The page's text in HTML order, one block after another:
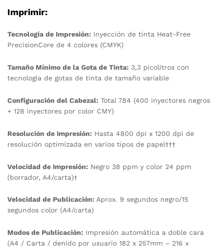
Imprimir:
Tecnología de Impresión: Inyección de tinta Heat-Free
PrecisionCore de 4 colores (CMYK)
Tamaño Mínimo de la Gota de Tinta: 3,3 picolitros con
tecnología de gotas de tinta de tamaño variable
Configuración del Cabezal: Total 784 (400 inyectores negros
+ 128 inyectores por color CMY)
Resolución de Impresión: Hasta 4800 dpi x 1200 dpi de
resolución optimizada en varios tipos de papel†††
Velocidad de Impresión: Negro 38 ppm y color 24 ppm
(borrador, A4/carta)†
Velocidad de Publicación: Aprox. 9 segundos negro/15
segundos color (A4/carta)
Modos de Publicación: Impresión automática a doble cara
(A4 / Carta / denido por usuario 182 x 257mm – 216 x